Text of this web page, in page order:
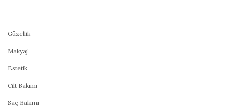
Güzellik
Makyaj
Estetik
Cilt Bakımı
Saç Bakımı